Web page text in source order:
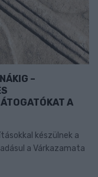
–
A
készülnek a
a Várkazamata